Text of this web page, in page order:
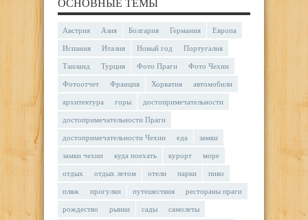
ОСНОВНЫЕ ТЕМЫ
Австрия Азия Болгария Германия Европа
Испания Италия Новый год Португалия
Таиланд Турция Фото Праги Фото Чехии
Фотоотчет Франция Хорватия автомобили
архитектура горы достопримечательности
достопримечательности Праги
достопримечательности Чехии еда замки
замки чехии куда поехать курорт море
отдых отдых летом отели парки пиво
пляж прогулки путешествия рестораны праги
рождество рынки сады самолеты